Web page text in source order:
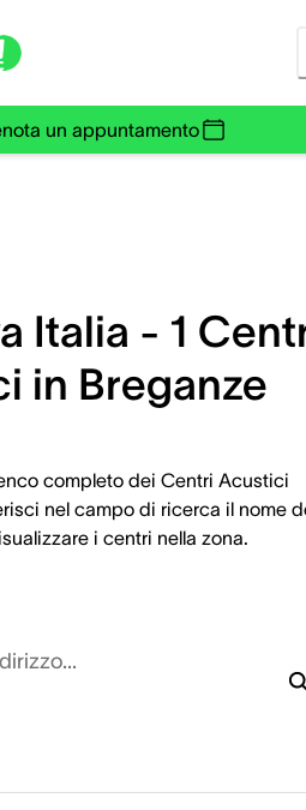
un appuntamento
Italia - 1
in Breganze
completo dei Centri Acustici
nel campo di ricerca il nome
i centri nella zona.